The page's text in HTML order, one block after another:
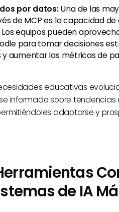
por datos:Una de las
de MCP es la capacidad
equipos pueden
para tomar decisiones
y aumentar las métricas de
educativas
informado sobre tendencias
adaptarse y
de IA